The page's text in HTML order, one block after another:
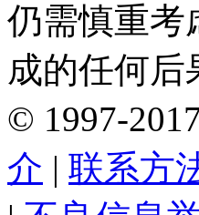
仍需慎重考
成的任何后
© 1997-
介 | 联系方